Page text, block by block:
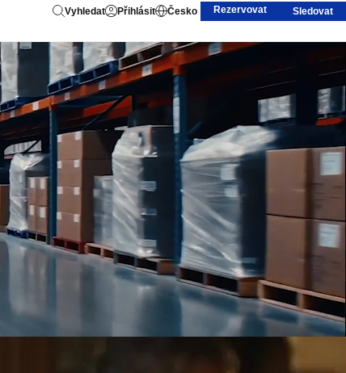
Vyhledat Přihlásit Česko Rezervovat Sledovat